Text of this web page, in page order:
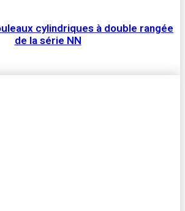
cylindriques à double rangée
de la série NN